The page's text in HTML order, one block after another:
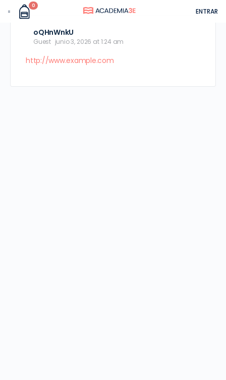
0
ENTRAR
oQHnWnkU
Guest junio 3, 2026 at 1:24 am
http://www.example.com